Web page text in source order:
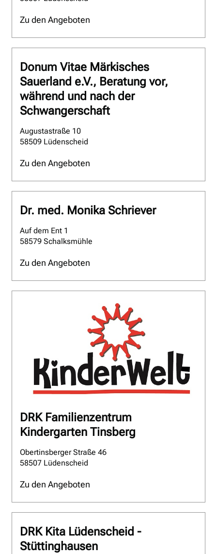
Zu den Angeboten
Donum Vitae Märkisches
Sauerland e.V., Beratung vor,
während und nach der
Schwangerschaft
Augustastraße 10
58509 Lüdenscheid
Zu den Angeboten
Dr. med. Monika Schriever
Auf dem Ent 1
58579 Schalksmühle
Zu den Angeboten
DRK Familienzentrum
Kindergarten Tinsberg
Obertinsberger Straße 46
58507 Lüdenscheid
Zu den Angeboten
DRK Kita Lüdenscheid -
Stüttinghausen